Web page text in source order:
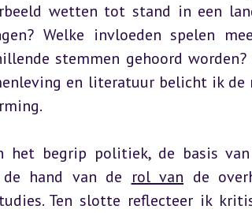
wetten tot stand in een
Welke invloeden spelen
stemmen gehoord
en literatuur belicht ik de
het begrip politiek, de basis
hand van de rol van de
Ten slotte reflecteer ik